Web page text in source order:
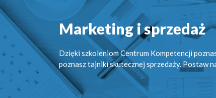
Marketing i sprzedaż
Dzięki szkoleniom Centrum Kompetencji
poznasz tajniki skutecznej sprzedaży. Postaw